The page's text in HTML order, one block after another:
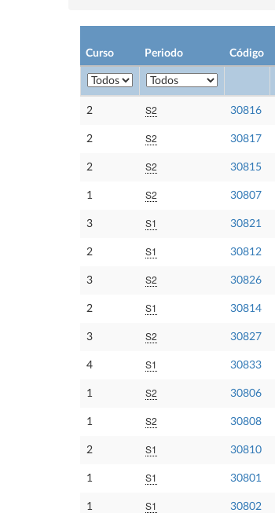
Curso Periodo Código
2 S2 30816
2 S2 30817
2 S2 30815
1 S2 30807
3 S1 30821
2 S1 30812
3 S2 30826
2 S1 30814
3 S2 30827
4 S1 30833
1 S2 30806
1 S2 30808
2 S1 30810
1 S1 30801
1 S1 30802